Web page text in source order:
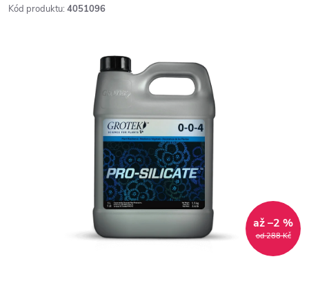
Kód produktu: 4051096
od 288 Kč
až –2 %